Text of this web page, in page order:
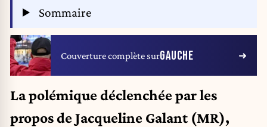
Sommaire
Couverture complète surGAUCHE
La polémique déclenchée par les
propos de Jacqueline Galant (MR),